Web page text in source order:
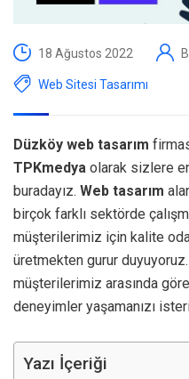
18 Ağustos 2022
Web Sitesi Tasarımı
Düzköy web tasarım
TPKmedya olarak sizlere
buradayız. Web tasarım
birçok farklı sektörde
müşterilerimiz için kalite
üretmekten gurur
müşterilerimiz arasında
deneyimler yaşamanızı
Yazı İçeriği